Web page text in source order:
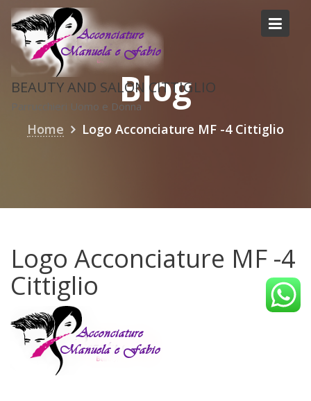
Skip
content
BEAUTY AND SALON CITTIGLIO
Parrucchieri Uomo e DonnaBlog
Home Logo Acconciature MF -4 Cittiglio
Logo Acconciature MF -4
Cittiglio